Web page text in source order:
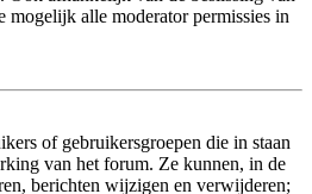
mogelijk alle moderator permissies in
of gebruikersgroepen die in staan
van het forum. Ze kunnen, in de
berichten wijzigen en verwijderen;